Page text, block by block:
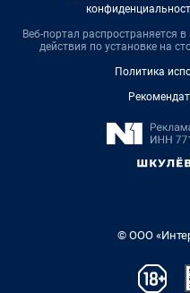
Веб-портал распространяется
действия по установке на
Политика
© ООО